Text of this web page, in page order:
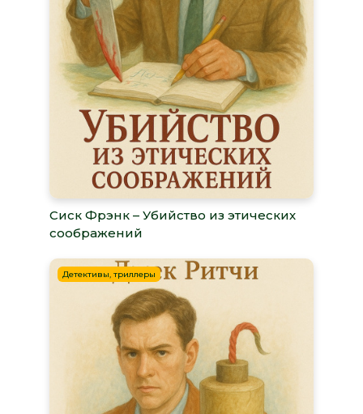
Сиск Фрэнк – Убийство из этических
соображений
Детективы, триллеры